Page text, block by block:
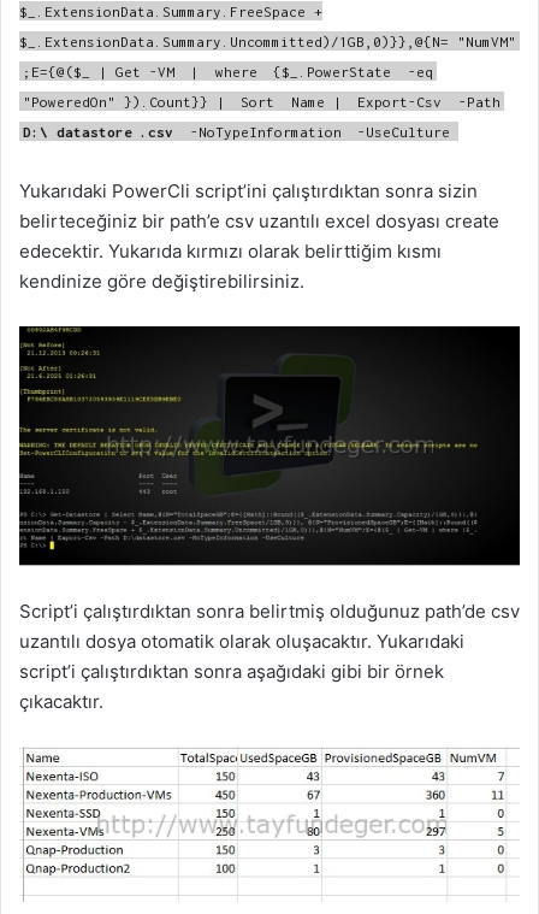
$_.ExtensionData.Summary.FreeSpace +
$_.ExtensionData.Summary.Uncommitted)/1GB,0)}},@{N=
"NumVM"
;E={@($_ | Get
-VM | where {$_.PowerState
-eq
"PoweredOn"
}).Count}} | Sort Name | Export-Csv
-Path
D:\
datastore .csv -NoTypeInformation -UseCulture
Yukarıdaki PowerCli script’ini çalıştırdıktan sonra sizin
belirteceğiniz bir path’e csv uzantılı excel dosyası create
edecektir. Yukarıda kırmızı olarak belirttiğim kısmı
kendinize göre değiştirebilirsiniz.
Script’i çalıştırdıktan sonra belirtmiş olduğunuz path’de csv
uzantılı dosya otomatik olarak oluşacaktır. Yukarıdaki
script’i çalıştırdıktan sonra aşağıdaki gibi bir örnek
çıkacaktır.